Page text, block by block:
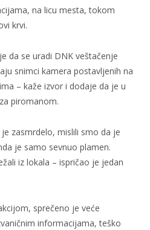
na licu mesta, tokom
krvi.
da se uradi DNK veštačenje
snimci kamera postavljenih na
– kaže izvor i dodaje da je u
piromanom.
zasmrdelo, mislili smo da je
je samo sevnuo plamen.
iz lokala – ispričao je jedan
sprečeno je veće
informacijama, teško